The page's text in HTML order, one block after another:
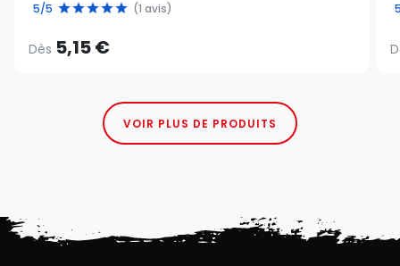
5/5 (1 avis)
Dès 5,15 €
VOIR PLUS DE PRODUITS